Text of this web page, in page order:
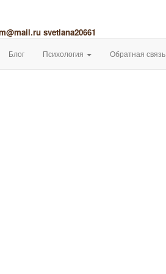
svetlana20661
Блог Психология Обратная связь